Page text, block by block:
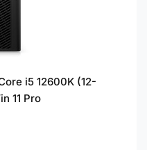
i5 12600K (12-
11 Pro